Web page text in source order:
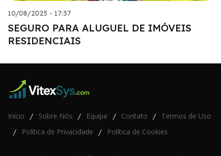
10/08/2025 - 17:37
SEGURO PARA ALUGUEL DE IMÓVEIS
RESIDENCIAIS
Início / Sobre Nós / Equipe / Contato / Termos de Uso
/ Política de Privacidade / Política de Cookies